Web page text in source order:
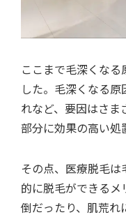
ここまで毛深くな
した。毛深くなる
れなど、要因はさま
部分に効果の高い処
その点、医療脱毛
的に脱毛ができる
倒だったり、肌荒れ